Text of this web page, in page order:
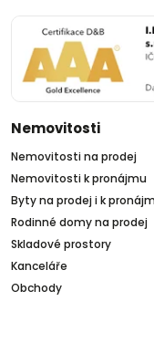
Nemovitosti
Nemovitosti na prodej
Nemovitosti k pronájmu
Byty na prodej i k
Rodinné domy na prodej
Skladové prostory
Kanceláře
Obchody